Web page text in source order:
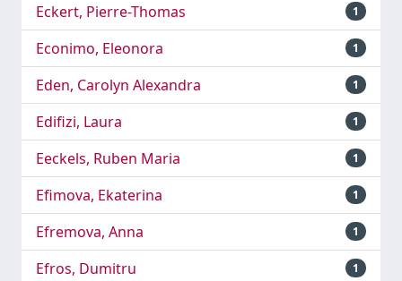
Eckert, Pierre-Thomas 1
Econimo, Eleonora 1
Eden, Carolyn Alexandra 1
Edifizi, Laura 1
Eeckels, Ruben Maria 1
Efimova, Ekaterina 1
Efremova, Anna 1
Efros, Dumitru 1